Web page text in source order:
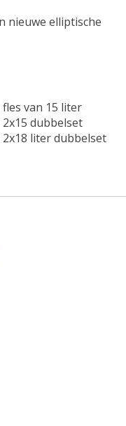
nieuwe elliptische
van 15 liter
dubbelset
2x18 liter dubbelset